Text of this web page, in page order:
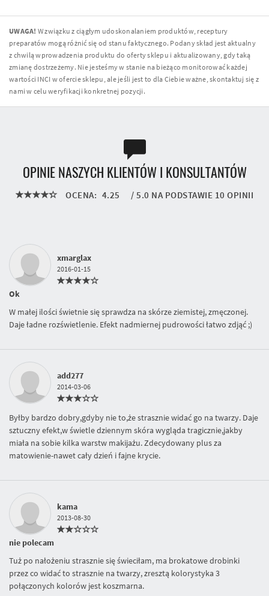
UWAGA! W związku z ciągłym udoskonalaniem produktów, receptury
preparatów mogą różnić się od stanu faktycznego. Podany skład jest aktualny
z chwilą wprowadzenia produktu do oferty sklepu i aktualizowany, gdy taką
zmianę dostrzeżemy. Nie jesteśmy w stanie na bieżąco monitorować każdej
wartości INCI w ofercie sklepu, ale jeśli jest to dla Ciebie ważne, skontaktuj się z
nami w celu weryfikacji konkretnej pozycji.
OPINIE NASZYCH KLIENTÓW I KONSULTANTÓW
OCENA: 4.25 / 5.0 NA PODSTAWIE 10 OPINII
xmarglax
2016-01-15
Ok
W małej ilości świetnie się sprawdza na skórze ziemistej, zmęczonej.
Daje ładne rozświetlenie. Efekt nadmiernej pudrowości łatwo zdjąć ;)
add277
2014-03-06
Byłby bardzo dobry,gdyby nie to,że strasznie widać go na twarzy. Daje
sztuczny efekt,w świetle dziennym skóra wygląda tragicznie,jakby
miała na sobie kilka warstw makijażu. Zdecydowany plus za
matowienie-nawet cały dzień i fajne krycie.
kama
2013-08-30
nie polecam
Tuż po nałożeniu strasznie się świeciłam, ma brokatowe drobinki
przez co widać to strasznie na twarzy, zresztą kolorystyka 3
połączonych kolorów jest koszmarna.